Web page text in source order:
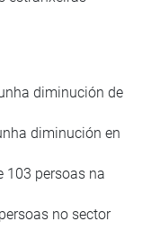
diminución de
diminución en
103 persoas na
no sector